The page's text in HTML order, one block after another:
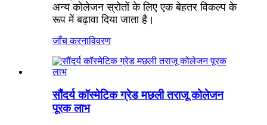
अन्य कोलेजन स्रोतों के लिए एक बेहतर विकल्प के
रूप में बढ़ावा दिया जाता है।
जाँच करनाविवरण
सौंदर्य कॉस्मेटिक ग्रेड मछली तराजू कोलेजन
पूरक लाभ